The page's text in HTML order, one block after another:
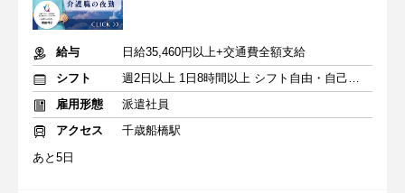
給与
日給35,460円以上+交通費全額支給
シフト
週2日以上 1日8時間以上 シフト自由・自己申告
雇用形態
派遣社員
アクセス
千歳船橋駅
あと5日